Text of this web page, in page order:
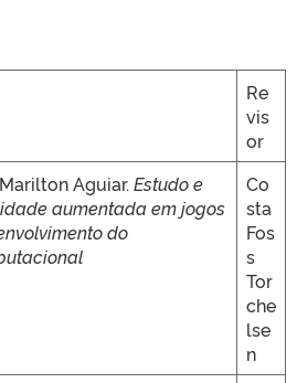
Re
vis
or
Aguiar. Estudo e
aumentada em jogos
do
Co
sta
Fos
s
Tor
che
lse
n